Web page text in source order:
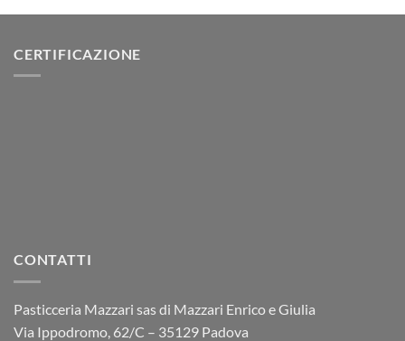
CERTIFICAZIONE
CONTATTI
Pasticceria Mazzari sas di Mazzari Enrico e Giulia
Via Ippodromo, 62/C – 35129 Padova